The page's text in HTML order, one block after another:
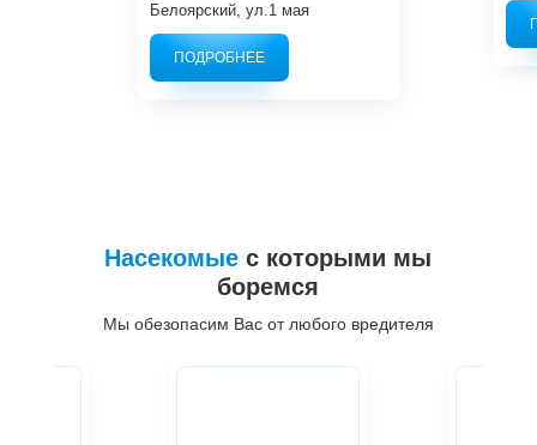
Белоярский, ул.1 мая
ПОДРОБНЕЕ
Насекомые с которыми мы
боремся
Мы обезопасим Вас от любого вредителя